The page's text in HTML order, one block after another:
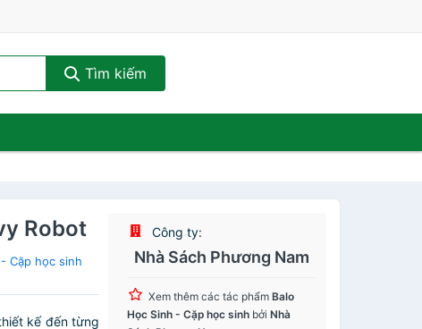
Tìm kiếm
Robot
Cặp học sinh
kế đến từng
Công ty:
Nhà Sách Phương Nam
Xem thêm các tác phẩmBalo
Học Sinh - Cặp học sinh bởiNhà